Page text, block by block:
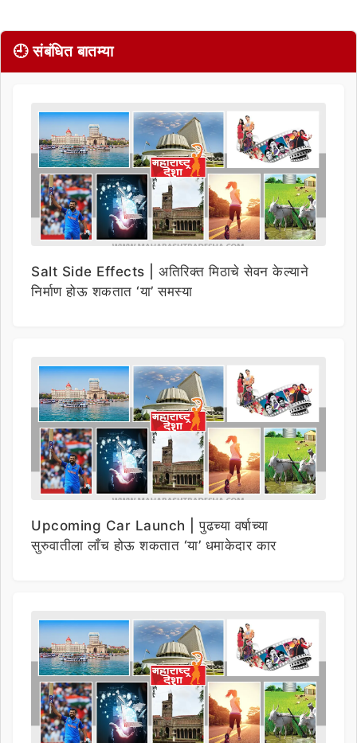
🕘 संबंधित बातम्या
Salt Side Effects | अतिरिक्त मिठाचे सेवन केल्याने
निर्माण होऊ शकतात ‘या’ समस्या
Upcoming Car Launch | पुढच्या वर्षाच्या
सुरुवातीला लाँच होऊ शकतात ‘या’ धमाकेदार कार